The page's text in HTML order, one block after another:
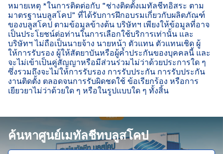
หมายเหตุ *ในการติดต่อกับ “ช่างติดตั้งเมทัลชีทอิสระ ตาม
มาตรฐานบลูสโคป” ที่ได้รับการฝึกอบรมเกี่ยวกับผลิตภัณฑ์
ของบลูสโคป ตามข้อมูลข้างต้น บริษัทฯ เพียงให้ข้อมูลที่อาจ
เป็นประโยชน์ต่อท่านในการเลือกใช้บริการเท่านั้น และ
บริษัทฯ ไม่ถือเป็นนายจ้าง นายหน้า ตัวแทน ตัวแทนเชิด ผู้
ให้การรับรอง ผู้ให้สัตยาบันหรือผู้ค้ำประกันของบุคคลนี้ และ
จะไม่เข้าเป็นคู่สัญญาหรือมีส่วนร่วมไม่ว่าด้วยประการใด ๆ
ซึ่งรวมถึงจะไม่ให้การรับรอง การรับประกัน การรับประกัน
งานติดตั้ง ตลอดจนการรับผิดชดใช้ ข้อเรียกร้อง หรือการ
เยียวยาไม่ว่าด้วยใด ๆ หรือในรูปแบบใด ๆ ทั้งสิ้น
ค้นหาศูนย์เมทัลชีทบลูสโคป